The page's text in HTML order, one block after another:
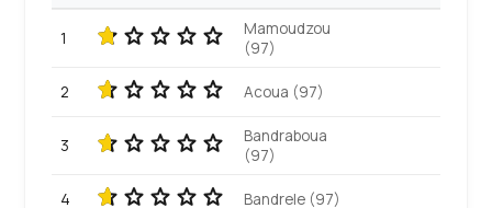
1
Mamoudzou
(97)
2 Acoua (97)
3
Bandraboua
(97)
4 Bandrele (97)